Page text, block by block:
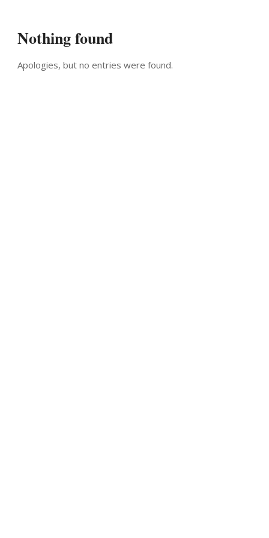
Nothing found
Apologies, but no entries were found.